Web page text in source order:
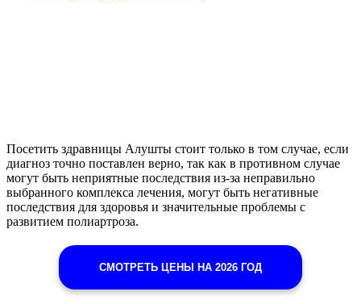
Посетить здравницы Алушты стоит только в том случае, если
диагноз точно поставлен верно, так как в противном случае
могут быть неприятные последствия из-за неправильно
выбранного комплекса лечения, могут быть негативные
последствия для здоровья и значительные проблемы с
развитием полиартроза.
СМОТРЕТЬ ЦЕНЫ НА 2026 ГОД